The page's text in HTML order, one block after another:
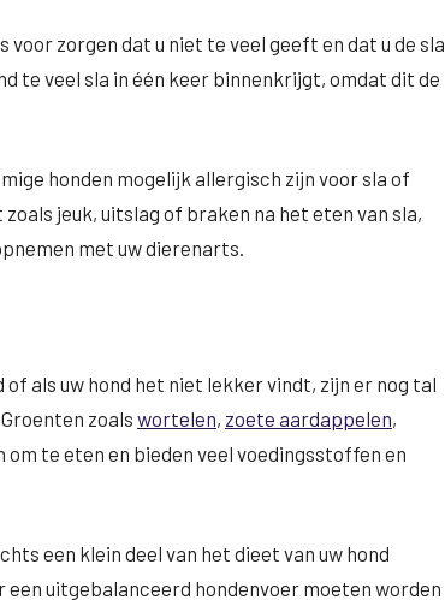
zorgen dat u niet te veel geeft en dat u de sla
te veel sla in één keer binnenkrijgt, omdat dit de
honden mogelijk allergisch zijn voor sla of
jeuk, uitslag of braken na het eten van sla,
met uw dierenarts.
als uw hond het niet lekker vindt, zijn er nog tal
zoals wortelen, zoete aardappelen,
om te eten en bieden veel voedingsstoffen en
een klein deel van het dieet van uw hond
uitgebalanceerd hondenvoer moeten worden